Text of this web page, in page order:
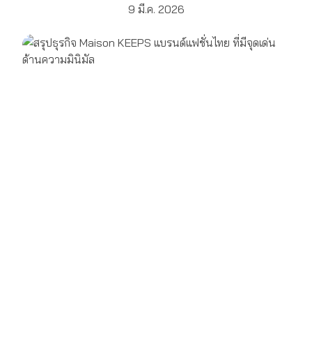
9 มี.ค. 2026